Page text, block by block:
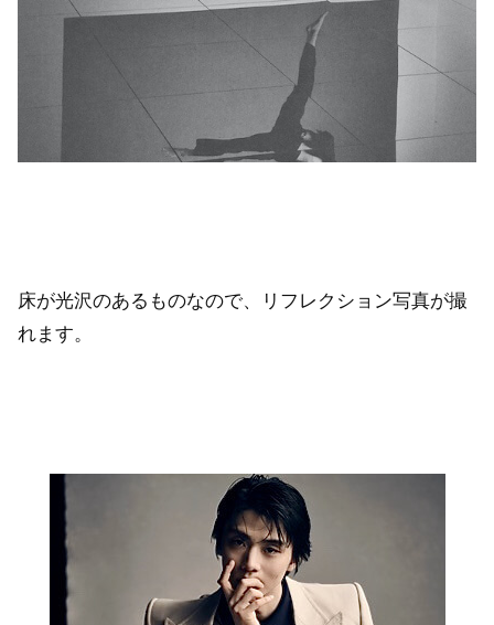
床が光沢のあるものなので、リフレクション写真が撮
れます。